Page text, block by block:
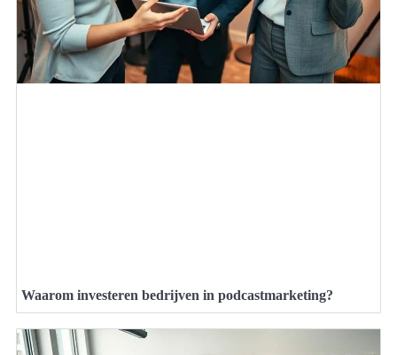
Waarom investeren bedrijven in podcastmarketing?